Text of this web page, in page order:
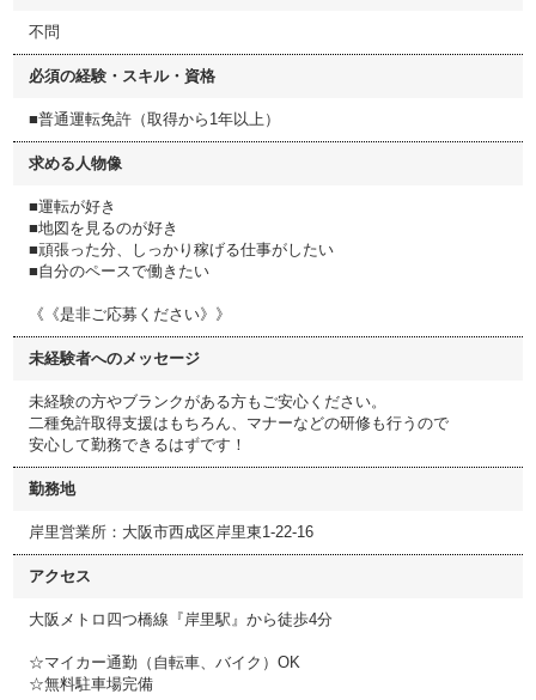
不問
必須の経験・スキル・資格
■普通運転免許（取得から1年以上）
求める人物像
■運転が好き
■地図を見るのが好き
■頑張った分、しっかり稼げる仕事がしたい
■自分のペースで働きたい
《《是非ご応募ください》》
未経験者へのメッセージ
未経験の方やブランクがある方もご安心ください。
二種免許取得支援はもちろん、マナーなどの研修も行うので
安心して勤務できるはずです！
勤務地
岸里営業所：大阪市西成区岸里東1-22-16
アクセス
大阪メトロ四つ橋線『岸里駅』から徒歩4分
☆マイカー通勤（自転車、バイク）OK
☆無料駐車場完備